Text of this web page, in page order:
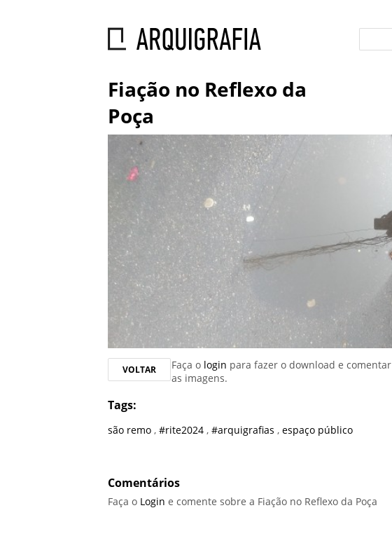
Fiação no Reflexo da
Poça
VOLTAR Faça o login para fazer o download e comentar
as imagens.
Tags:
são remo ,#rite2024 ,#arquigrafias ,espaço público
Comentários
Faça o Login e comente sobre a Fiação no Reflexo da Poça